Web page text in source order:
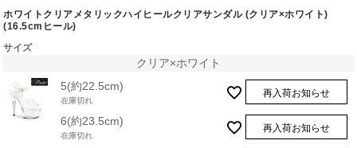
ホワイトクリアメタリックハイヒールクリアサンダル (クリア×ホワイト)
(16.5cmヒール)
サイズ
クリア×ホワイト
5(約22.5cm)
在庫切れ
再入荷お知らせ
6(約23.5cm)
在庫切れ
再入荷お知らせ